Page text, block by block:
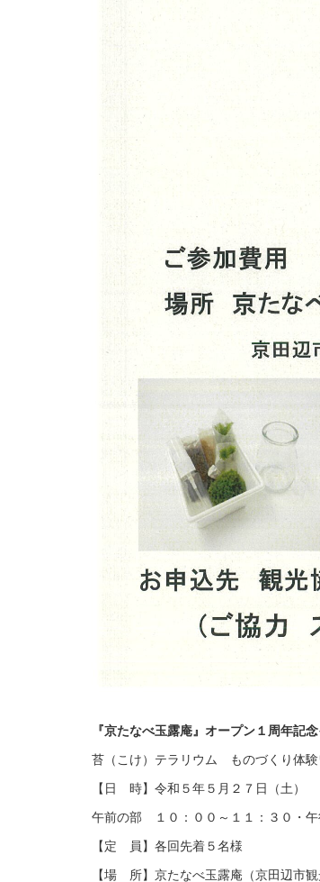
『京たなべ玉露庵』オープン１周年記
苔（こけ）テラリウム ものづくり体験
【日 時】令和５年５月２７日（土）
午前の部 １０：００～１１：３０・
【定 員】各回先着５名様
【場 所】京たなべ玉露庵（京田辺市観